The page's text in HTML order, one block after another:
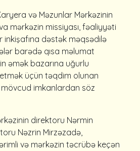
və Məzunlar Mərkəzinin
mərkəzin missiyası, fəaliyyəti
inkişafına dəstək məqsədilə
barədə qısa məlumat
əmək bazarına uğurlu
üçün təqdim olunan
imkanlardan söz
direktoru Nərmin
Nəzrin Mirzəzadə,
və mərkəzin təcrübə keçən